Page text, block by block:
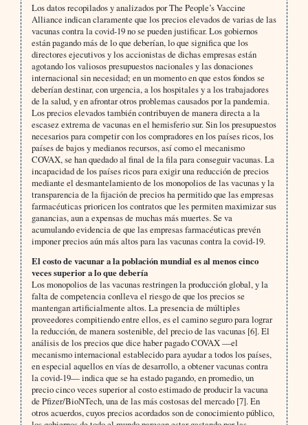
Los datos recopilados y analizados por The People’s Vaccine
Alliance indican claramente que los precios elevados de varias de las
vacunas contra la covid-19 no se pueden justificar. Los gobiernos
están pagando más de lo que deberían, lo que significa que los
directores ejecutivos y los accionistas de dichas empresas están
agotando los valiosos presupuestos nacionales y las donaciones
internacional sin necesidad; en un momento en que estos fondos se
deberían destinar, con urgencia, a los hospitales y a los trabajadores
de la salud, y en afrontar otros problemas causados por la pandemia.
Los precios elevados también contribuyen de manera directa a la
escasez extrema de vacunas en el hemisferio sur. Sin los presupuestos
necesarios para competir con los compradores en los países ricos, los
países de bajos y medianos recursos, así como el mecanismo
COVAX, se han quedado al final de la fila para conseguir vacunas. La
incapacidad de los países ricos para exigir una reducción de precios
mediante el desmantelamiento de los monopolios de las vacunas y la
transparencia de la fijación de precios ha permitido que las empresas
farmacéuticas prioricen los contratos que les permiten maximizar sus
ganancias, aun a expensas de muchas más muertes. Se va
acumulando evidencia de que las empresas farmacéuticas prevén
imponer precios aún más altos para las vacunas contra la covid-19.
El costo de vacunar a la población mundial es al menos cinco
veces superior a lo que debería
Los monopolios de las vacunas restringen la producción global, y la
falta de competencia conlleva el riesgo de que los precios se
mantengan artificialmente altos. La presencia de múltiples
proveedores compitiendo entre ellos, es el camino seguro para lograr
la reducción, de manera sostenible, del precio de las vacunas [6]. El
análisis de los precios que dice haber pagado COVAX —el
mecanismo internacional establecido para ayudar a todos los países,
en especial aquellos en vías de desarrollo, a obtener vacunas contra
la covid-19— indica que se ha estado pagando, en promedio, un
precio cinco veces superior al costo estimado de producir la vacuna
de Pfizer/BioNTech, una de las más costosas del mercado [7]. En
otros acuerdos, cuyos precios acordados son de conocimiento público,